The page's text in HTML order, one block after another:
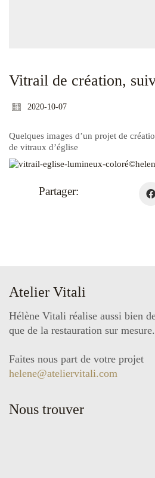
Vitrail de création,
2020-10-07
Quelques images d’un projet de
de vitraux d’église
Partager:
Atelier Vitali
Hélène Vitali réalise aussi bien
que de la restauration sur mesure.
Faites nous part de votre projet
helene@ateliervitali.com
Nous trouver